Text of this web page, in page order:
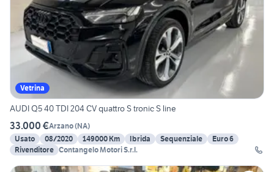
Vetrina
AUDI Q5 40 TDI 204 CV quattro S tronic S line
33.000 €Arzano(NA)
Usato
08/2020 149000 Km Ibrida Sequenziale
Euro 6
Rivenditore Contangelo Motori S.r.l.